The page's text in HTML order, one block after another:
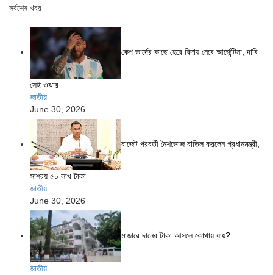
সর্বশেষ খবর
কেপ ভার্দের কাছে হেরে বিদায় নেবে আর্জেন্টিনা, দাবি
সেই ওঝার
জাতীয়
June 30, 2026
বাজেট পরবর্তী নৈশভোজ বাতিল করলেন প্রধানমন্ত্রী,
সাশ্রয় ৫০ লাখ টাকা
জাতীয়
June 30, 2026
মাজারে দানের টাকা আসলে কোথায় যায়?
জাতীয়